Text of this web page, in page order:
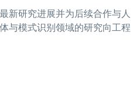
新研究进展并为后续合作与人
与模式识别领域的研究向工程